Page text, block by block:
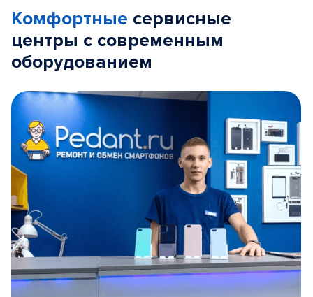
Комфортные сервисные
центры с современным
оборудованием